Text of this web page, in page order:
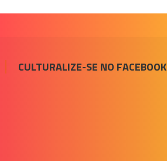
CULTURALIZE-SE NO FACEBOOK